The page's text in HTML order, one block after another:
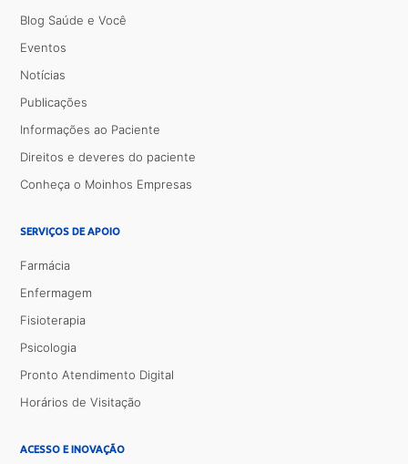
Blog Saúde e Você
Eventos
Notícias
Publicações
Informações ao Paciente
Direitos e deveres do paciente
Conheça o Moinhos Empresas
SERVIÇOS DE APOIO
Farmácia
Enfermagem
Fisioterapia
Psicologia
Pronto Atendimento Digital
Horários de Visitação
ACESSO E INOVAÇÃO